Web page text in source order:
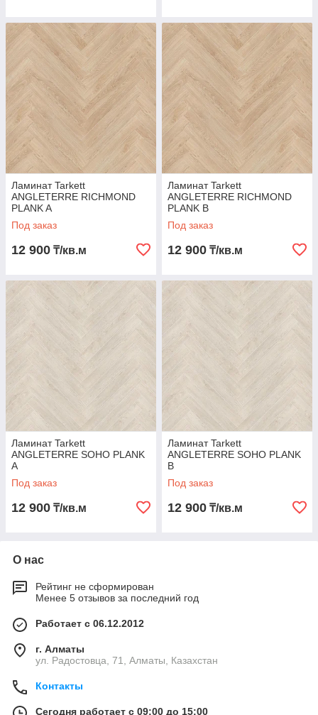
Ламинат Tarkett
ANGLETERRE RICHMOND
PLANK A
Под заказ
12 900 ₸/кв.м
Ламинат Tarkett
ANGLETERRE RICHMOND
PLANK B
Под заказ
12 900 ₸/кв.м
Ламинат Tarkett
ANGLETERRE SOHO PLANK
A
Под заказ
12 900 ₸/кв.м
Ламинат Tarkett
ANGLETERRE SOHO PLANK
B
Под заказ
12 900 ₸/кв.м
О нас
Рейтинг не сформирован
Менее 5 отзывов за последний год
Работает с 06.12.2012
г. Алматы
ул. Радостовца, 71, Алматы, Казахстан
Контакты
Сегодня работает с 09:00 до 15:00